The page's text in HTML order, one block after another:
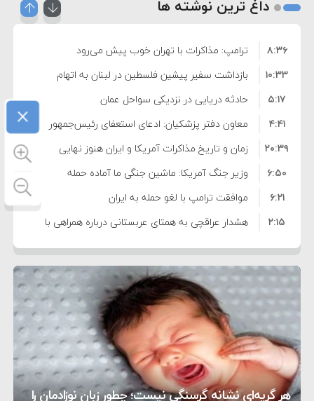
داغ ترین نوشته ها
ترامپ: مذاکرات با تهران خوب پیش می‌رود
۸:۳۶
بازداشت سفیر پیشین فلسطین در لبنان به اتهام
فساد و اختلاس اموال
۱۰:۳۳
حادثه دریایی در نزدیکی سواحل عمان
۵:۱۷
معاون دفتر پزشکیان: ادعای استعفای رئیس‌جمهور
واهی و کذب محض است
۴:۴۱
زمان و تاریخ مذاکرات آمریکا و ایران هنوز نهایی
نشده است
۲۰:۳۹
وزیر جنگ آمریکا: ماشین جنگی ما آماده حمله
نظامی علیه ایران است
۶:۵۰
موافقت ترامپ با لغو حمله به ایران
۶:۲۱
هشدار عراقچی به همتای عربستانی درباره همراهی با
آمریکا
۲:۱۵
مقام ارشد امنیتی: برنامه گسترده‌ای برای پاسخ به
دیوانگی آمریکا داریم
۷:۱۰
ترامپ دستور حملات جدید علیه ایران را صادر کرد
۵:۴۵
سپاه: دو نفتکش متخلف مورد اصابت قرار گرفته و
متوقف شدند
۱۲:۵۹
ترامپ مدعی توافق تاریخی برای خلع سلاح کامل
حماس شد
۸:۵۷
اعتراض عراقچی به همتای بلغارستانی به دلیل کمک
به آمریکا در حملات به ایران
۱۶:۱۹
کشورهایی که به متجاوزان کمک می کنند پاسخ
سختی خواهند گرفت
۱۰:۱۵
سنتکام پایان تجاوز جدید به ایران را اعلام کرد
۶:۰۵
هر گریه‌ای نشانه گرسنگی نیست؛ چطور زبان نوزادمان را
×